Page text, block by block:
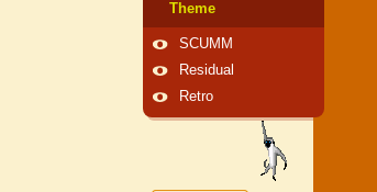
Theme
SCUMM
Residual
Retro